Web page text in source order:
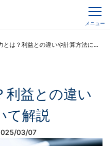
メニュー
は？利益との違いや計算方法について解説
利益との違い
て解説
03/07